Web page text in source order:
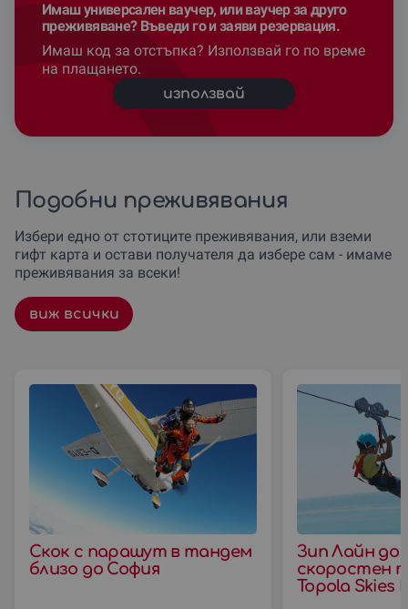
Имаш универсален ваучер, или ваучер за друго
преживяване? Въведи го и заяви резервация.
Имаш код за отстъпка? Използвай го по време
на плащането.
използвай
Подобни преживявания
Избери едно от стотиците преживявания, или вземи
гифт карта и остави получателя да избере сам - имаме
преживявания за всеки!
виж всички
Скок с парашут в тандем
близо до София
Зип Лайн до
скоростен
Topola Skies